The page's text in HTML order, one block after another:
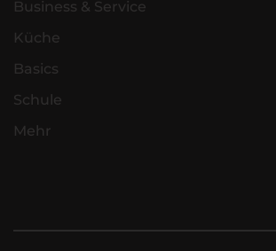
Business & Service
Küche
Basics
Schule
Mehr